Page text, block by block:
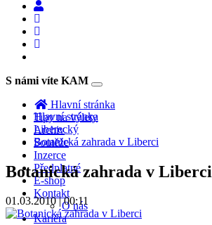
S námi víte KAM
Toggle
navigation
Hlavní stránka
Tipy na výlety
Archiv
Soutěže
Inzerce
Předplatné
E-shop
Kontakt
O nás
Kariéra
Hlavní stránka
Liberecký
Botanická zahrada v Liberci
Botanická zahrada v Liberci
01.03.2010 | 00:11